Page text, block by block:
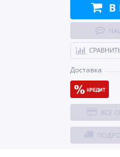
В
Доставка
ВСЕ